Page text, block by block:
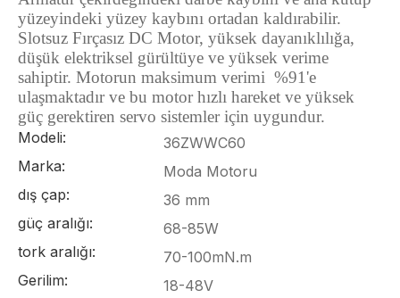
yüzeyindeki yüzey kaybını ortadan kaldırabilir.
Slotsuz Fırçasız DC Motor, yüksek dayanıklılığa,
düşük elektriksel gürültüye ve yüksek verime
sahiptir. Motorun maksimum verimi %91'e
ulaşmaktadır ve bu motor hızlı hareket ve yüksek
güç gerektiren servo sistemler için uygundur.
Modeli:
36ZWWC60
Marka:
Moda Motoru
dış çap:
36 mm
güç aralığı:
68-85W
tork aralığı:
70-100mN.m
Gerilim:
18-48V